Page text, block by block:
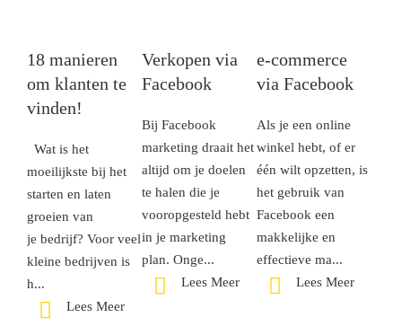
18 manieren
om klanten te
vinden!
Wat is het
moeilijkste bij het
starten en laten
groeien van
je bedrijf? Voor veel
kleine bedrijven is
h...
Lees Meer
Verkopen via
Facebook
Bij Facebook
marketing draait het
altijd om je doelen
te halen die je
vooropgesteld hebt
in je marketing
plan. Onge...
Lees Meer
e-commerce
via Facebook
Als je een online
winkel hebt, of er
één wilt opzetten, is
het gebruik van
Facebook een
makkelijke en
effectieve ma...
Lees Meer